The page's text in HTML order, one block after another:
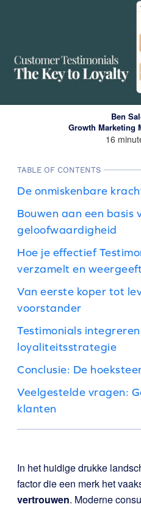
Ben
Growth Marketing
16
TABLE OF CONTENTS
De onmiskenbare
Bouwen aan een basis
geloofwaardigheid
Hoe je effectief
verzamelt en weergeeft
Van eerste koper tot
voorstander
Testimonials
loyaliteitsstrategie
Conclusie: De
Veelgestelde vragen:
klanten
In het huidige drukke
factor die een merk het
vertrouwen. Moderne